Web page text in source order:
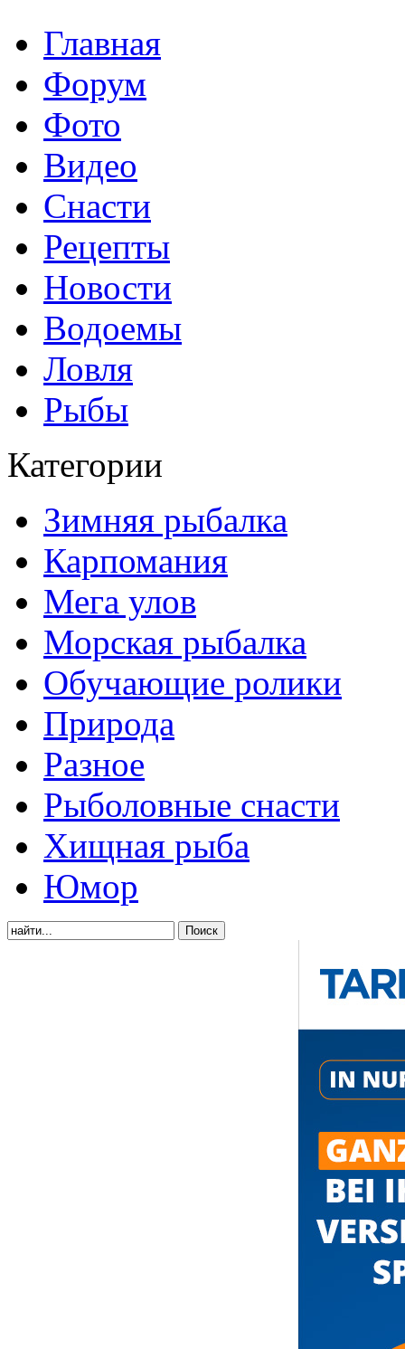
Главная
Форум
Фото
Видео
Снасти
Рецепты
Новости
Водоемы
Ловля
Рыбы
Категории
Зимняя рыбалка
Карпомания
Мега улов
Морская рыбалка
Обучающие ролики
Природа
Разное
Рыболовные снасти
Хищная рыба
Юмор